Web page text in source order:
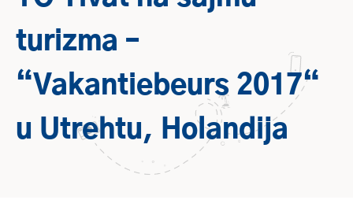
turizma –
“Vakantiebeurs 2017“
u Utrehtu, Holandija